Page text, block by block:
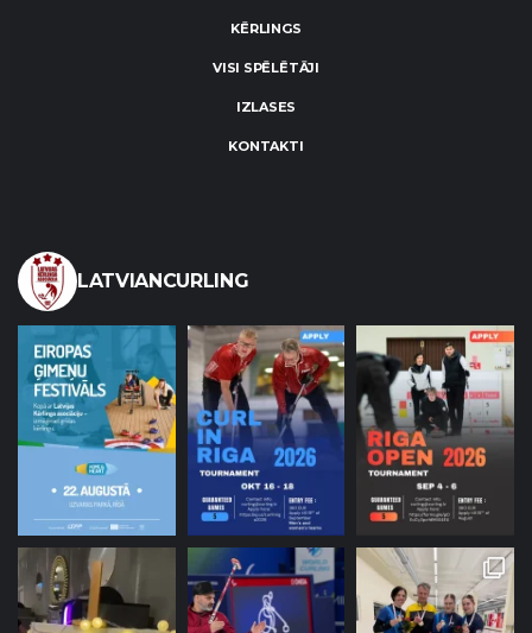
KĒRLINGS
VISI SPĒLĒTĀJI
IZLASES
KONTAKTI
LATVIANCURLING